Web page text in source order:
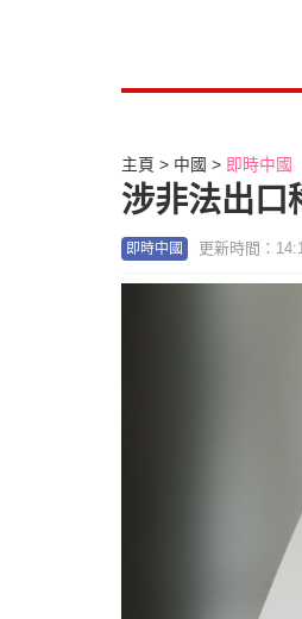
主頁 中國 即時中國
涉非法出口
即時中國 更新時間：